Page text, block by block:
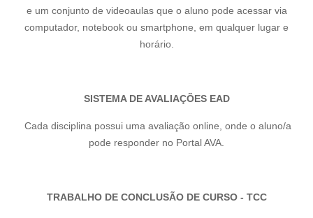
e um conjunto de videoaulas que o aluno pode acessar via
computador, notebook ou smartphone, em qualquer lugar e
horário.
SISTEMA DE AVALIAÇÕES EAD
Cada disciplina possui uma avaliação online, onde o aluno/a
pode responder no Portal AVA.
TRABALHO DE CONCLUSÃO DE CURSO - TCC